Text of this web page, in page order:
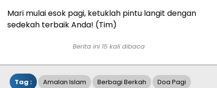
Mari mulai esok pagi, ketuklah pintu langit dengan
sedekah terbaik Anda! (Tim)
Berita ini 15 kali dibaca
Tag : Amalan Islam Berbagi Berkah Doa Pagi